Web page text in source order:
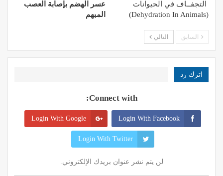
التجفــاف في الحيوانات
(Dehydration In Animals)
عسر الهضم بإصابة العصب
المبهم
السابق التالي
اترك رد
Connect with:
Login With Facebook
Login With Google
Login With Twitter
لن يتم نشر عنوان بريدك الإلكتروني.